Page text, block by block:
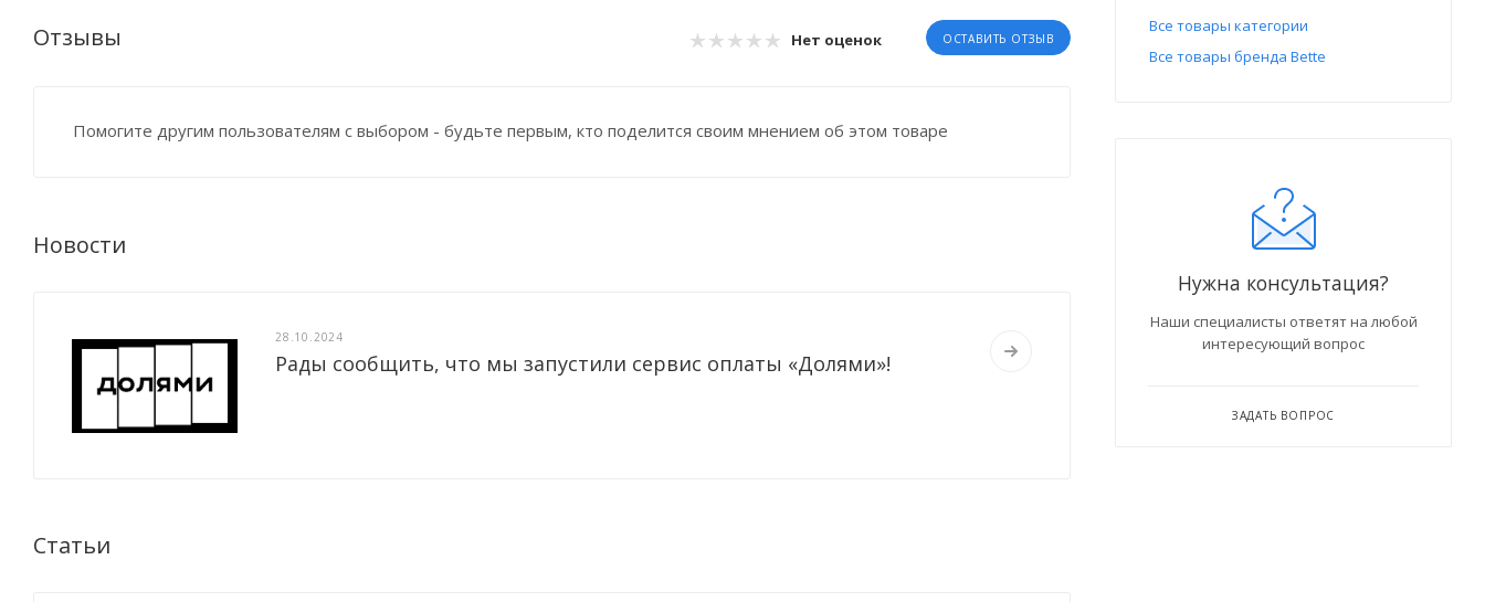
Отзывы Нет оценок ОСТАВИТЬ ОТЗЫВ
Помогите другим пользователям с выбором - будьте первым, кто поделится своим мнением об этом товаре
Новости
28.10.2024
Рады сообщить, что мы запустили сервис оплаты «Долями»!
Статьи
Все товары категории
Все товары бренда Bette
Нужна консультация?
Наши специалисты ответят на любой
интересующий вопрос
ЗАДАТЬ ВОПРОС